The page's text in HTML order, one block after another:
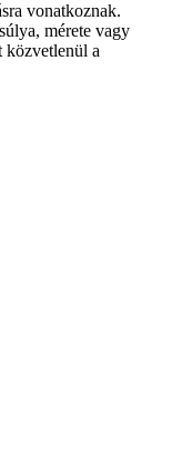
vonatkoznak.
mérete vagy
közvetlenül a